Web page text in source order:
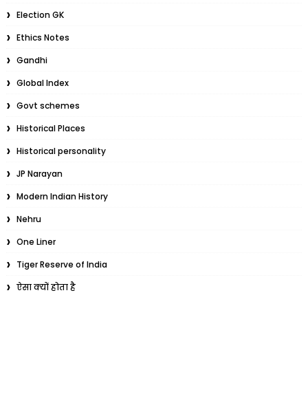
Election GK
Ethics Notes
Gandhi
Global Index
Govt schemes
Historical Places
Historical personality
JP Narayan
Modern Indian History
Nehru
One Liner
Tiger Reserve of India
ऐसा क्यों होता है